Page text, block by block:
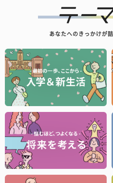
あなたへのきっかけが